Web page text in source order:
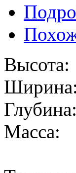
Высота:
Ширина:
Глубина:
Масса: